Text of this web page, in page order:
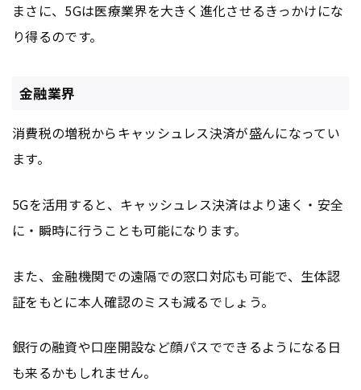
まさに、5Gは医療業界を大きく進化させるきっかけにな
り得るのです。
金融業界
消費税の増税からキャッシュレス決済が盛んになってい
ます。
5Gを活用すると、キャッシュレス決済はより速く・安全
に・瞬時に行うことも可能になります。
また、金融機関での遠隔での窓口対応も可能で、生体認
証をもとに本人確認のミスも減るでしょう。
銀行の融資や口座開設など顔パスでできるようになる日
も来るかもしれません。